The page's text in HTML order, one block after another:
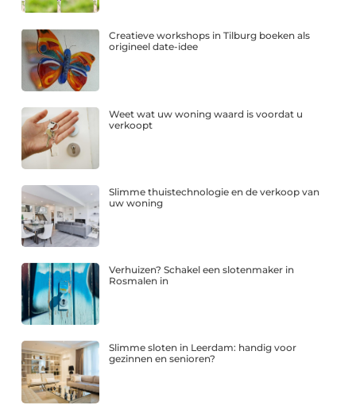
Creatieve workshops in Tilburg boeken als
origineel date-idee
Weet wat uw woning waard is voordat u
verkoopt
Slimme thuistechnologie en de verkoop van
uw woning
Verhuizen? Schakel een slotenmaker in
Rosmalen in
Slimme sloten in Leerdam: handig voor
gezinnen en senioren?